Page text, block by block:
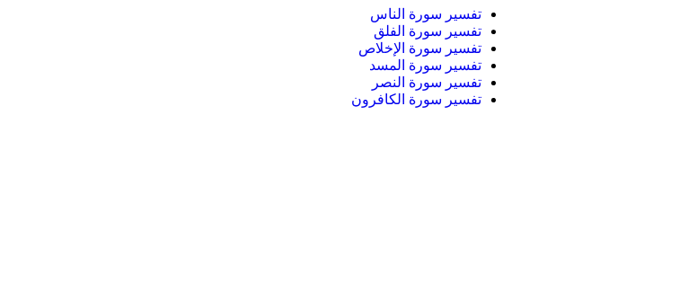
تفسير سورة الناس
تفسير سورة الفلق
تفسير سورة الإخلاص
تفسير سورة المسد
تفسير سورة النصر
تفسير سورة الكافرون